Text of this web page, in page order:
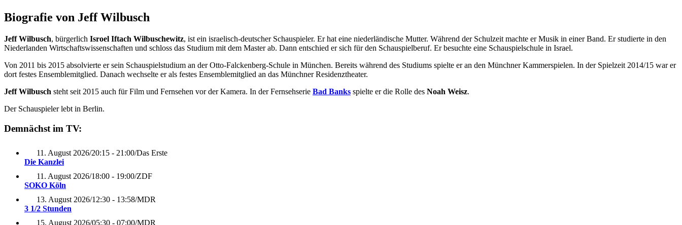
Biografie von Jeff Wilbusch
Jeff Wilbusch, bürgerlich Isroel Iftach Wilbuschewitz, ist ein israelisch-deutscher Schauspieler. Er hat eine niederländische Mutter. Während der Schulzeit machte er Musik in einer Band. Er studierte in den
Niederlanden Wirtschaftswissenschaften und schloss das Studium mit dem Master ab. Dann entschied er sich für den Schauspielberuf. Er besuchte eine Schauspielschule in Israel.
Von 2011 bis 2015 absolvierte er sein Schauspielstudium an der Otto-Falckenberg-Schule in München. Bereits während des Studiums spielte er an den Münchner Kammerspielen. In der Spielzeit 2014/15 war er
dort festes Ensemblemitglied. Danach wechselte er als festes Ensemblemitglied an das Münchner Residenztheater.
Jeff Wilbusch steht seit 2015 auch für Film und Fernsehen vor der Kamera. In der Fernsehserie Bad Banks spielte er die Rolle des Noah Weisz.
Der Schauspieler lebt in Berlin.
Demnächst im TV:
11. August 2026/20:15 - 21:00/Das Erste
Die Kanzlei
11. August 2026/18:00 - 19:00/ZDF
SOKO Köln
13. August 2026/12:30 - 13:58/MDR
3 1/2 Stunden
15. August 2026/05:30 - 07:00/MDR